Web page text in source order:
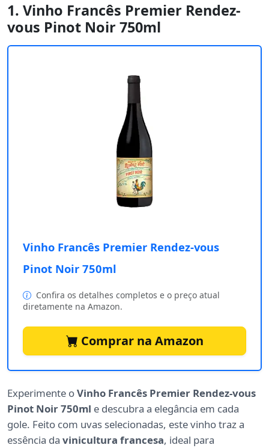
1. Vinho Francês Premier Rendez-
vous Pinot Noir 750ml
Vinho Francês Premier Rendez-vous
Pinot Noir 750ml
Confira os detalhes completos e o preço atual
diretamente na Amazon.
Comprar na Amazon
Experimente oVinho Francês Premier Rendez-vous
Pinot Noir 750ml e descubra a elegância em cada
gole. Feito com uvas selecionadas, este vinho traz a
essência da vinicultura francesa, ideal para